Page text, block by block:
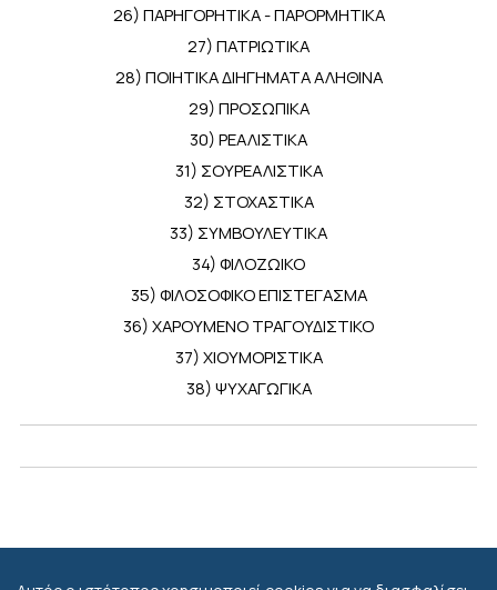
26) ΠΑΡΗΓΟΡΗΤΙΚΑ - ΠΑΡΟΡΜΗΤΙΚΑ
27) ΠΑΤΡΙΩΤΙΚΑ
28) ΠΟΙΗΤΙΚΑ ΔΙΗΓΗΜΑΤΑ ΑΛΗΘΙΝΑ
29) ΠΡΟΣΩΠΙΚΑ
30) ΡΕΑΛΙΣΤΙΚΑ
31) ΣΟΥΡΕΑΛΙΣΤΙΚΑ
32) ΣΤΟΧΑΣΤΙΚΑ
33) ΣΥΜΒΟΥΛΕΥΤΙΚΑ
34) ΦΙΛΟΖΩΙΚΟ
35) ΦΙΛΟΣΟΦΙΚΟ ΕΠΙΣΤΕΓΑΣΜΑ
36) ΧΑΡΟΥΜΕΝΟ ΤΡΑΓΟΥΔΙΣΤΙΚΟ
37) ΧΙΟΥΜΟΡΙΣΤΙΚΑ
38) ΨΥΧΑΓΩΓΙΚΑ